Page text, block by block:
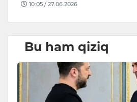
10:05 / 27.06.2026
Bu ham qiziq